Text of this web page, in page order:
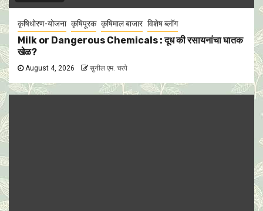
कृषिधोरण-योजना कृषिपूरक कृषिमाल बाजार विशेष ब्लॉग
Milk or Dangerous Chemicals : दूध की रसायनांचा घातक
खेळ?
August 4, 2026 सुनील एम. चरपे